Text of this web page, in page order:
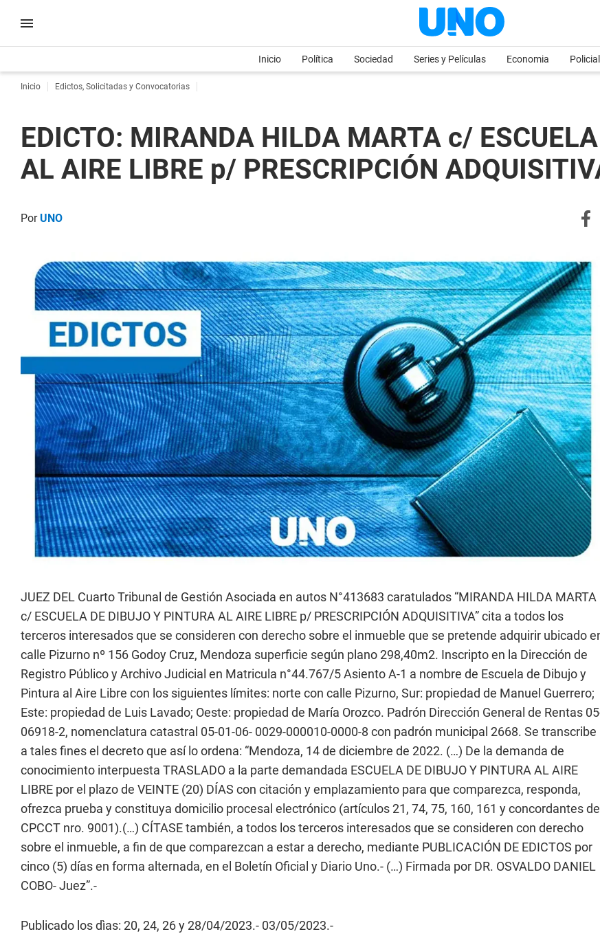
Inicio Política Sociedad Series y Películas Economia
Inicio Edictos, Solicitadas y Convocatorias
EDICTO: MIRANDA HILDA MARTA c/
AL AIRE LIBRE p/ PRESCRIPCIÓN
PorUNO
JUEZ DEL Cuarto Tribunal de Gestión Asociada en autos N°413683 caratulados “MIRANDA HILDA MARTA
c/ ESCUELA DE DIBUJO Y PINTURA AL AIRE LIBRE p/ PRESCRIPCIÓN ADQUISITIVA” cita a todos los
terceros interesados que se consideren con derecho sobre el inmueble que se pretende adquirir ubicado
calle Pizurno nº 156 Godoy Cruz, Mendoza superficie según plano 298,40m2. Inscripto en la Dirección de
Registro Público y Archivo Judicial en Matricula n°44.767/5 Asiento A-1 a nombre de Escuela de Dibujo y
Pintura al Aire Libre con los siguientes límites: norte con calle Pizurno, Sur: propiedad de Manuel Guerrero;
Este: propiedad de Luis Lavado; Oeste: propiedad de María Orozco. Padrón Dirección General de Rentas
06918-2, nomenclatura catastral 05-01-06- 0029-000010-0000-8 con padrón municipal 2668. Se transcribe
a tales fines el decreto que así lo ordena: “Mendoza, 14 de diciembre de 2022. (…) De la demanda de
conocimiento interpuesta TRASLADO a la parte demandada ESCUELA DE DIBUJO Y PINTURA AL AIRE
LIBRE por el plazo de VEINTE (20) DÍAS con citación y emplazamiento para que comparezca, responda,
ofrezca prueba y constituya domicilio procesal electrónico (artículos 21, 74, 75, 160, 161 y concordantes
CPCCT nro. 9001).(…) CÍTASE también, a todos los terceros interesados que se consideren con derecho
sobre el inmueble, a fin de que comparezcan a estar a derecho, mediante PUBLICACIÓN DE EDICTOS por
cinco (5) días en forma alternada, en el Boletín Oficial y Diario Uno.- (…) Firmada por DR. OSVALDO DANIEL
COBO- Juez”.-
Publicado los dìas: 20, 24, 26 y 28/04/2023.- 03/05/2023.-